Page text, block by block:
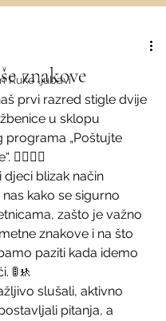
Ruke ljubavi
znakove
prvi razred stigle dvije
u sklopu
programa „Poštujte
👮‍♀️👮‍♀️
djeci blizak način
kako se sigurno
zašto je važno
znakove i na što
paziti kada idemo
🚦🚸
slušali, aktivno
pitanja, a